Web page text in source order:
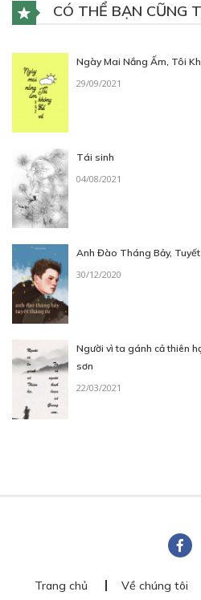
CÓ THỂ BẠN CŨNG
Ngày Mai Nắng Ấm, Tôi
29/09/2021
Tái sinh
04/08/2021
Anh Đào Tháng Bảy,
30/12/2020
Người vì ta gánh cả thiên
sơn
22/03/2021
Trang chủ Về chúng tôi